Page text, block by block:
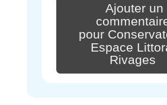
Ajouter un
pour
Espace
Rivages